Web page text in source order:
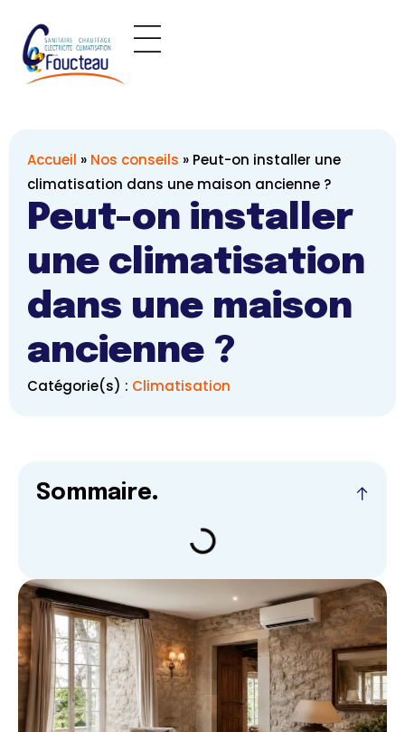
Accueil » Nos conseils » Peut-on installer une
climatisation dans une maison ancienne ?
Peut-on installer
une climatisation
dans une maison
ancienne ?
Catégorie(s) : Climatisation
Sommaire.